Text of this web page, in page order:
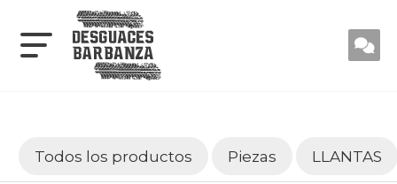
Todos los productos Piezas LLANTAS